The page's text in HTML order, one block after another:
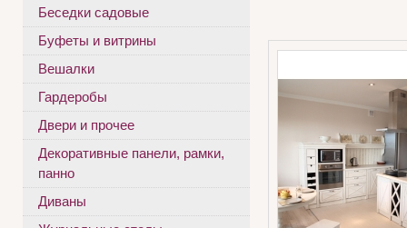
Беседки садовые
Буфеты и витрины
Вешалки
Гардеробы
Двери и прочее
Декоративные панели, рамки,
панно
Диваны